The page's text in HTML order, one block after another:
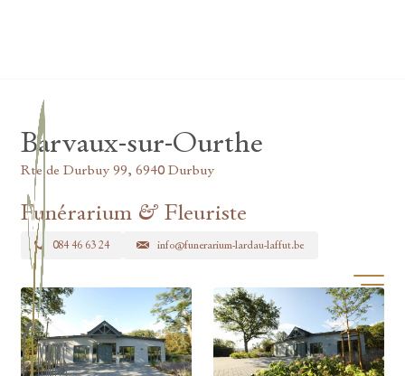
Ouvrir/
Barvaux-sur-Ourthe
Rte de Durbuy 99, 6940 Durbuy
Funérarium & Fleuriste
084 46 63 24 info@funerarium-lardau-laffut.be